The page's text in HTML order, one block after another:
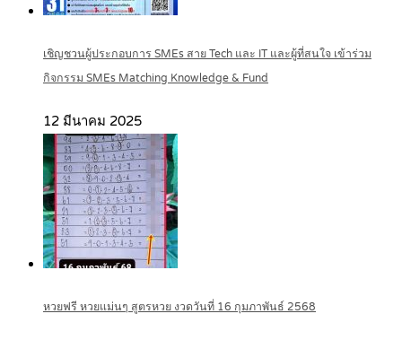
เชิญชวนผู้ประกอบการ SMEs สาย Tech และ IT และผู้ที่สนใจ เข้าร่วม
กิจกรรม SMEs Matching Knowledge & Fund
12 มีนาคม 2025
หวยฟรี หวยแม่นๆ สูตรหวย งวดวันที่ 16 กุมภาพันธ์ 2568